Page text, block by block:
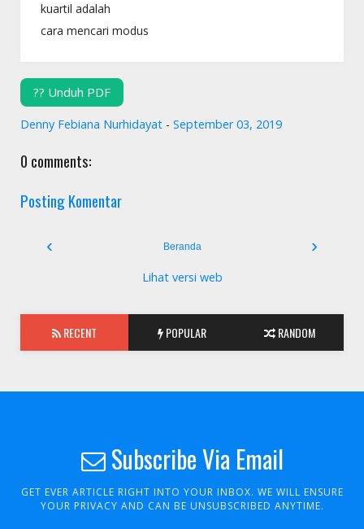
kuartil adalah
cara mencari modus
?? Unduh PDF
Denny Febiana Nurhidayat - September 03, 2019
0 comments:
Posting Komentar
‹ ›
Beranda
Lihat versi web
RECENT POPULAR RANDOM
Subscribe Via Email
GET EVER ARTICLE RIGHT INTO YOUR INBOX. WE WILL ENSURE
YOUR PRIVACY AND CAN BE UNSUBSCRIBED ANYTIME.